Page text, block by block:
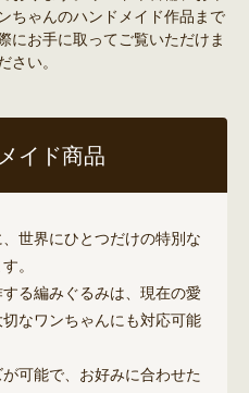
ちゃんのハンドメイド作品まで
にお手に取ってご覧いただけま
さい。
イド商品
世界にひとつだけの特別な
。
る編みぐるみは、現在の愛
なワンちゃんにも対応可能
可能で、お好みに合わせた